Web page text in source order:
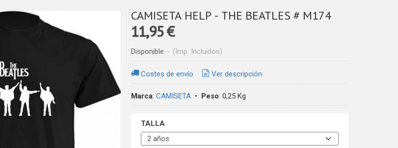
CAMISETA HELP - THE BEATLES # M174
11,95 €
Disponible - (Imp. Incluidos)
Costes de envío Ver descripción
Marca: CAMISETA• Peso: 0,25 Kg
TALLA